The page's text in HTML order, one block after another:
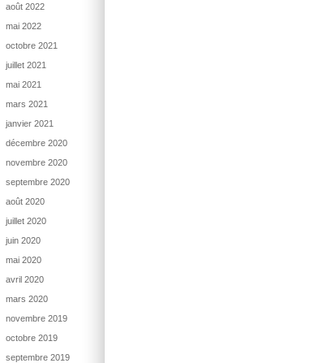
août 2022
mai 2022
octobre 2021
juillet 2021
mai 2021
mars 2021
janvier 2021
décembre 2020
novembre 2020
septembre 2020
août 2020
juillet 2020
juin 2020
mai 2020
avril 2020
mars 2020
novembre 2019
octobre 2019
septembre 2019